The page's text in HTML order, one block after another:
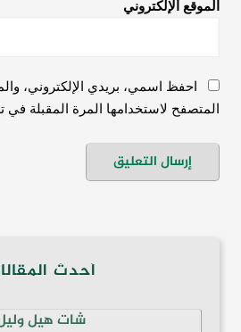
الموقع الإلكتروني
احفظ اسمي، بريدي الإلكتروني،
المتصفح لاستخدامها المرة المقبلة في
أحدث
شات هيل